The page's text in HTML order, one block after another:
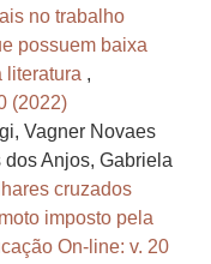
no trabalho
possuem baixa
literatura ,
(2022)
Vagner Novaes
dos Anjos, Gabriela
cruzados
imposto pela
On-line: v. 20